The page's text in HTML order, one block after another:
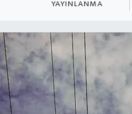
YAYINLANMA